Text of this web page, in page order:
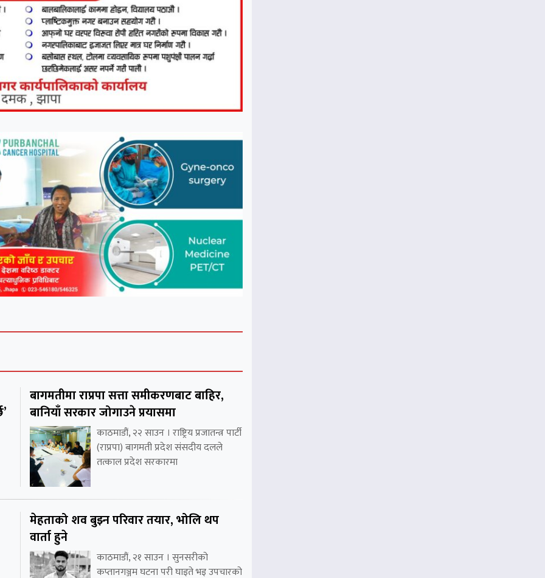
बागमतीमा राप्रपा सत्ता समीकरणबाट बाहिर,
बानियाँ सरकार जोगाउने प्रयासमा
काठमाडौं, २२ साउन । राष्ट्रिय प्रजातन्त्र पार्टी
(राप्रपा) बागमती प्रदेश संसदीय दलले
तत्काल प्रदेश सरकारमा
मेहताको शव बुझ्न परिवार तयार, भोलि थप
वार्ता हुने
काठमाडौं, २१ साउन । सुनसरीको
कप्तानगञ्जम घटना परी घाइते भइ उपचारको